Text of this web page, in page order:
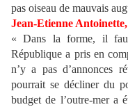
pas oiseau de mauvais
Jean-Etienne
« Dans la forme, il
République a pris en
n’y a pas d’annonces
pourrait se décliner du
budget de l’outre-mer a